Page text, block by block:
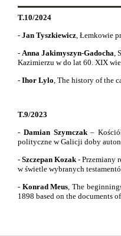
T.10/2024
- Jan Tyszkiewicz, Łemkowie
- Anna Jakimyszyn-Gadocha,
Kazimierzu w do lat 60. XIX
- Ihor Lylo, The history of the
T.9/2023
- Damian Szymczak–
polityczne w Galicji doby
- Szczepan Kozak- Przemiany
w świetle wybranych
- Konrad Meus, The
1898 based on the documents